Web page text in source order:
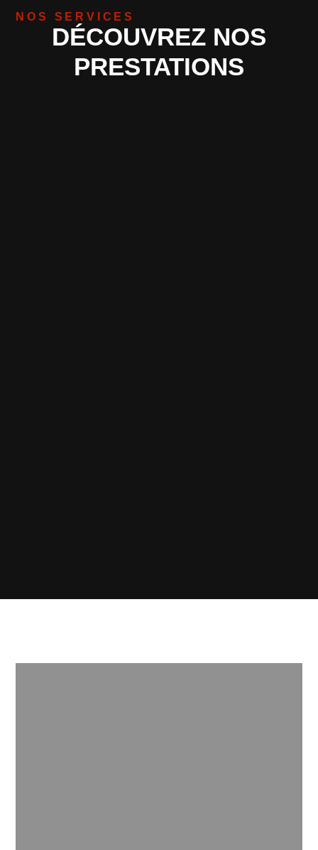
NOS SERVICES
DÉCOUVREZ NOS
PRESTATIONS